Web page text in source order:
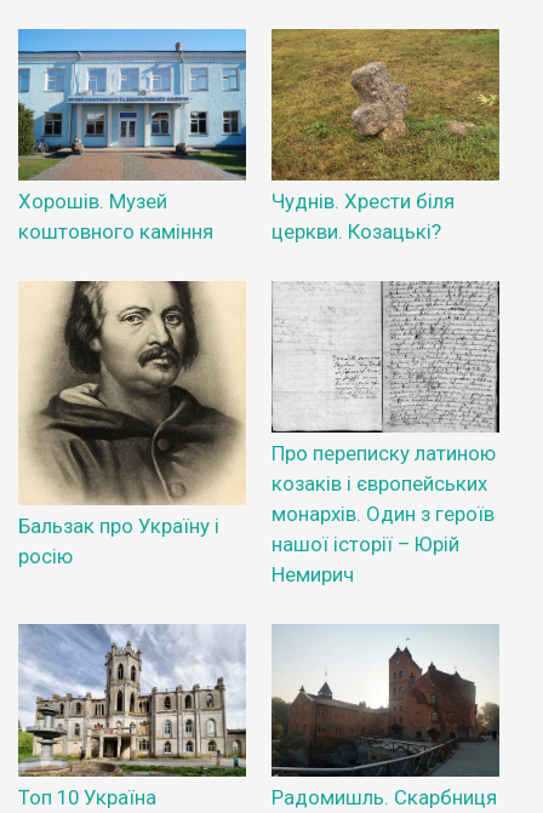
Хорошів. Музей
коштовного каміння
Чуднів. Хрести біля
церкви. Козацькі?
Бальзак про Україну і
росію
Про переписку латиною
козаків і європейських
монархів. Один з героїв
нашої історії – Юрій
Немирич
Топ 10 Україна
Радомишль. Скарбниця